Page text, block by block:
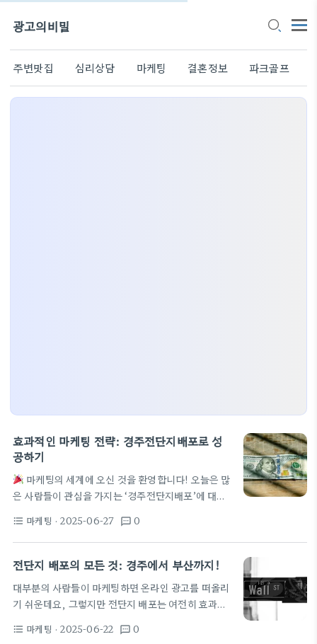
광고의비밀
주변맛집 심리상담 마케팅 결혼정보 파크골프
효과적인 마케팅 전략: 경주전단지배포로 성
공하기
마케팅의 세계에 오신 것을 환영합니다! 오늘은 많
은 사람들이 관심을 가지는 ‘경주전단지배포’에 대해
단지는 여전히 많은 기업들이 선호하는 마케팅 방법
중 하나예요. 특히 ‘경주전단지배포’는 지역 밀착형 마
케팅의 모범 사례라고 할 수 있죠. 고객이 있는 곳에
지배포 ‘대구전단지’와 같은 대도시에서도 효과적인
광고 수단으로 떠오르고 있어요. 도시의 특징을 살려
서, 사람들의 이목을 끌 수 있는 전단지를 만들면 더
format_list_bulleted 마케팅 · 2025-06-27 textsms 0
전단지 배포의 모든 것: 경주에서 부산까지!
대부분의 사람들이 마케팅하면 온라인 광고를 떠올리
기 쉬운데요, 그렇지만 전단지 배포는 여전히 효과적
에 대해 이야기해볼게요. 전단지 배포의 매력
format_list_bulleted 마케팅 · 2025-06-22 textsms 0